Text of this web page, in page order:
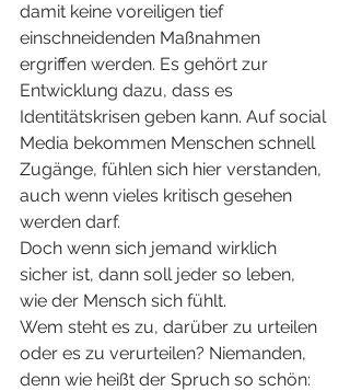
damit keine voreiligen tief
einschneidenden Maßnahmen
ergriffen werden. Es gehört zur
Entwicklung dazu, dass es
Identitätskrisen geben kann. Auf social
Media bekommen Menschen schnell
Zugänge, fühlen sich hier verstanden,
auch wenn vieles kritisch gesehen
werden darf.
Doch wenn sich jemand wirklich
sicher ist, dann soll jeder so leben,
wie der Mensch sich fühlt.
Wem steht es zu, darüber zu urteilen
oder es zu verurteilen? Niemanden,
denn wie heißt der Spruch so schön: